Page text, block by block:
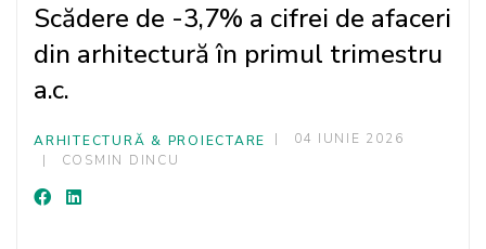
Scădere de -3,7% a cifrei de afaceri
din arhitectură în primul trimestru
a.c.
ARHITECTURĂ & PROIECTARE
04 IUNIE 2026
COSMIN DINCU